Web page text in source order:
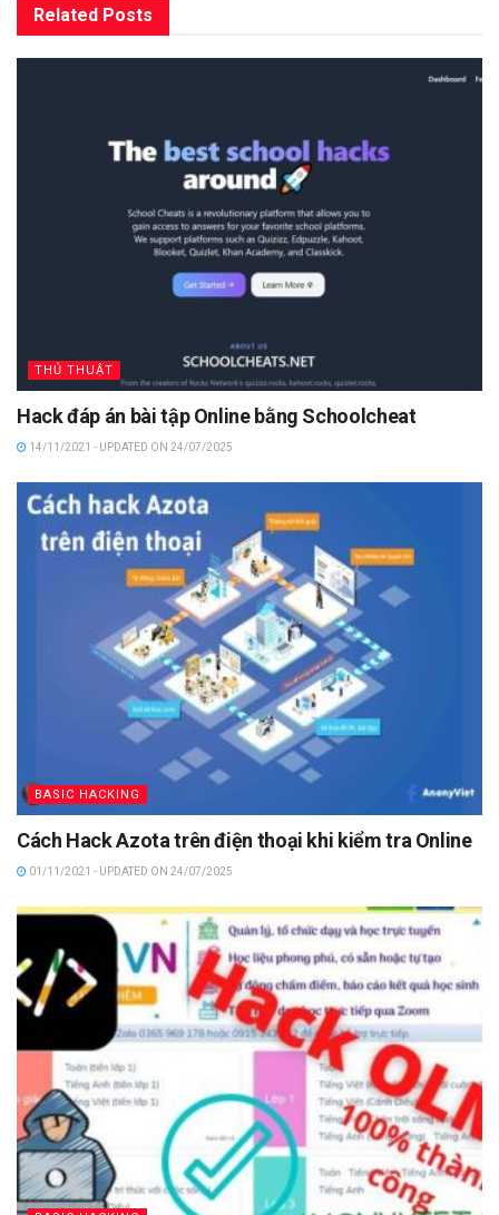
Related Posts
THỦ THUẬT
Hack đáp án bài tập Online bằng Schoolcheat
14/11/2021 - UPDATED ON 24/07/2025
BASIC HACKING
Cách Hack Azota trên điện thoại khi kiểm tra Online
01/11/2021 - UPDATED ON 24/07/2025